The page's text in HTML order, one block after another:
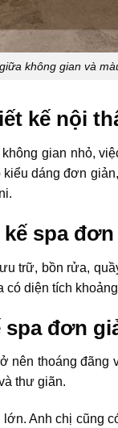
không gian và
kế nội
gian nhỏ,
dáng đơn
spa
trữ, bồn rửa,
diện tích
đơn
nên thoáng đãng
thư giãn.
Anh chị cũng